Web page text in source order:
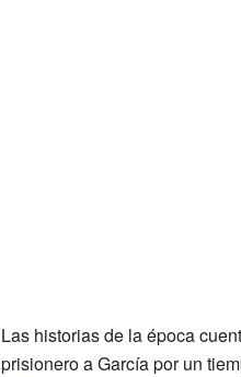
Las historias de la época
prisionero a García por un